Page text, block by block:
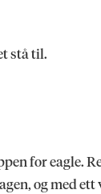
stå til.
for eagle.
og med ett